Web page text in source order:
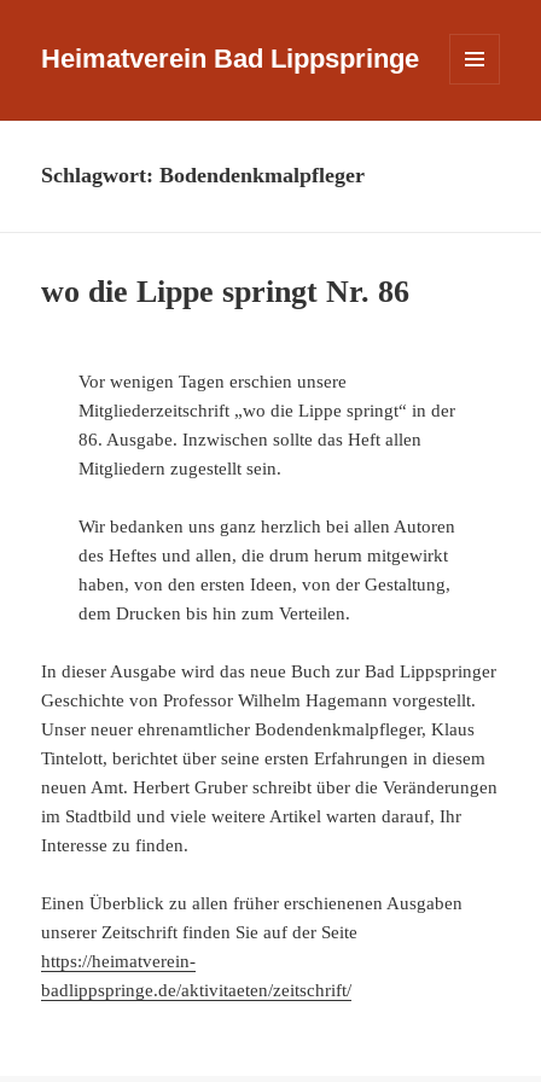
Heimatverein Bad Lippspringe
WIDGETS
Schlagwort:Bodendenkmalpfleger
wo die Lippe springt Nr. 86
Vor wenigen Tagen erschien unsere
Mitgliederzeitschrift „wo die Lippe springt“ in der
86. Ausgabe. Inzwischen sollte das Heft allen
Mitgliedern zugestellt sein.
Wir bedanken uns ganz herzlich bei allen Autoren
des Heftes und allen, die drum herum mitgewirkt
haben, von den ersten Ideen, von der Gestaltung,
dem Drucken bis hin zum Verteilen.
In dieser Ausgabe wird das neue Buch zur Bad Lippspringer
Geschichte von Professor Wilhelm Hagemann vorgestellt.
Unser neuer ehrenamtlicher Bodendenkmalpfleger, Klaus
Tintelott, berichtet über seine ersten Erfahrungen in diesem
neuen Amt. Herbert Gruber schreibt über die Veränderungen
im Stadtbild und viele weitere Artikel warten darauf, Ihr
Interesse zu finden.
Einen Überblick zu allen früher erschienenen Ausgaben
unserer Zeitschrift finden Sie auf der Seite
https://heimatverein-
badlippspringe.de/aktivitaeten/zeitschrift/